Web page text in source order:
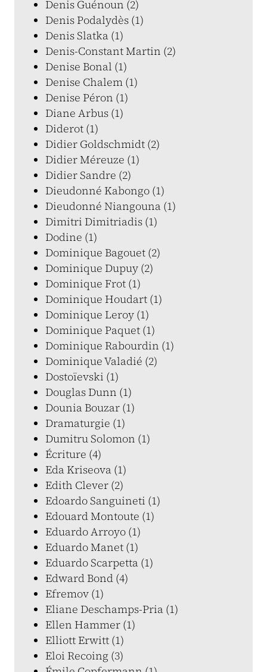
Denis Guénoun (2)
Denis Podalydès (1)
Denis Slatka (1)
Denis-Constant Martin (2)
Denise Bonal (1)
Denise Chalem (1)
Denise Péron (1)
Diane Arbus (1)
Diderot (1)
Didier Goldschmidt (2)
Didier Méreuze (1)
Didier Sandre (2)
Dieudonné Kabongo (1)
Dieudonné Niangouna (1)
Dimitri Dimitriadis (1)
Dodine (1)
Dominique Bagouet (2)
Dominique Dupuy (2)
Dominique Frot (1)
Dominique Houdart (1)
Dominique Leroy (1)
Dominique Paquet (1)
Dominique Rabourdin (1)
Dominique Valadié (2)
Dostoïevski (1)
Douglas Dunn (1)
Dounia Bouzar (1)
Dramaturgie (1)
Dumitru Solomon (1)
Écriture (4)
Eda Kriseova (1)
Edith Clever (2)
Edoardo Sanguineti (1)
Edouard Montoute (1)
Eduardo Arroyo (1)
Eduardo Manet (1)
Eduardo Scarpetta (1)
Edward Bond (4)
Efremov (1)
Eliane Deschamps-Pria (1)
Ellen Hammer (1)
Elliott Erwitt (1)
Eloi Recoing (3)